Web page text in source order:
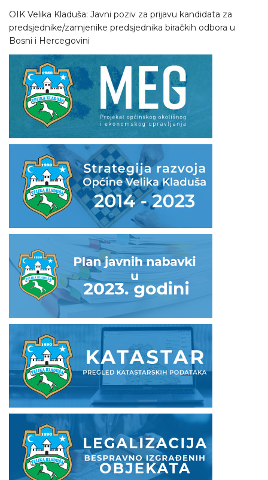
OIK Velika Kladuša: Javni poziv za prijavu kandidata za
predsjednike/zamjenike predsjednika biračkih odbora u
Bosni i Hercegovini